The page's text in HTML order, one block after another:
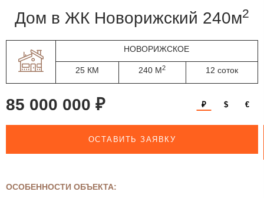
дом в ЖК Новорижский 240м2
НОВОРИЖСКОЕ
25 КМ 240 М2 12 соток
85 000 000 ₽ ₽ $ €
ОСТАВИТЬ ЗАЯВКУ
ОСОБЕННОСТИ ОБЪЕКТА: